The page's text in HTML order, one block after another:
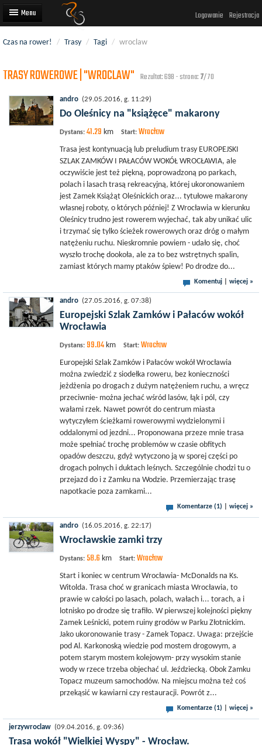
Logowanie Rejestracja
Trasy rowerowe
Wyścigi rowerowe
Użytkownicy
Czas na rower! / Trasy / Tagi / wroclaw
TRASY ROWEROWE | "WROCLAW" Rezultat: 698 - strona:7/70
andro (29.05.2016, g. 11:29)
Do Oleśnicy na "książęce" makarony
Dystans: 41.29 km Start: Wrocław
Trasa jest kontynuacją lub preludium trasy EUROPEJSKI
SZLAK ZAMKÓW I PAŁACÓW WOKÓŁ WROCŁAWIA, ale
oczywiście jest też piękną, poprowadzoną po parkach,
polach i lasach trasą rekreacyjną, której ukoronowaniem
jest Zamek Książąt Oleśnickich oraz... tytułowe makarony
własnej roboty, o których później! Z Wrocławia w kierunku
Oleśnicy trudno jest rowerem wyjechać, tak aby unikać ulic
i trzymać się tylko ścieżek rowerowych oraz dróg o małym
natężeniu ruchu. Nieskromnie powiem - udało się, choć
wyszło trochę dookoła, ale za to bez wstrętnych spalin,
zamiast których mamy ptaków śpiew! Po drodze do...
Komentuj więcej »
andro (27.05.2016, g. 07:38)
Europejski Szlak Zamków i Pałaców wokół
Wrocławia
Dystans: 99.04 km Start: Wrocław
Europejski Szlak Zamków i Pałaców wokół Wrocławia
można zwiedzić z siodełka roweru, bez konieczności
jeżdżenia po drogach z dużym natężeniem ruchu, a wręcz
przeciwnie- można jechać wśród lasów, łąk i pól, czy
wałami rzek. Nawet powrót do centrum miasta
wytyczyłem ścieżkami rowerowymi wydzielonymi i
oddalonymi od jezdni... Proponowana przeze mnie trasa
może spełniać trochę problemów w czasie obfitych
opadów deszczu, gdyż wytyczono ją w sporej części po
drogach polnych i duktach leśnych. Szczególnie chodzi tu o
przejazd do i z Zamku na Wodzie. Przemierzając trasę
napotkacie poza zamkami...
Komentarze (1) więcej »
andro (16.05.2016, g. 22:17)
Wrocławskie zamki trzy
Dystans: 58.6 km Start: Wrocław
Start i koniec w centrum Wrocławia- McDonalds na Ks.
Witolda. Trasa choć w granicach miasta Wrocławia, to
prawie w całości po lasach, polach, wałach i... torach, a i
lotnisko po drodze się trafiło. W pierwszej kolejności piękny
Zamek Leśnicki, potem ruiny grodów w Parku Złotnickim.
Jako ukoronowanie trasy - Zamek Topacz. Uwaga: przejście
pod Al. Karkonoską wiedzie pod mostem drogowym, a
potem starym mostem kolejowym- przy wysokim stanie
wody w rzece trzeba objechać ul. Jeździecką. Obok Zamku
Topacz muzeum samochodów. Na miejscu można też coś
przekąsić w kawiarni czy restauracji. Powrót z...
Komentarze (1) więcej »
jerzywroclaw (09.04.2016, g. 09:36)
Trasa wokół "Wielkiej Wyspy" - Wrocław.